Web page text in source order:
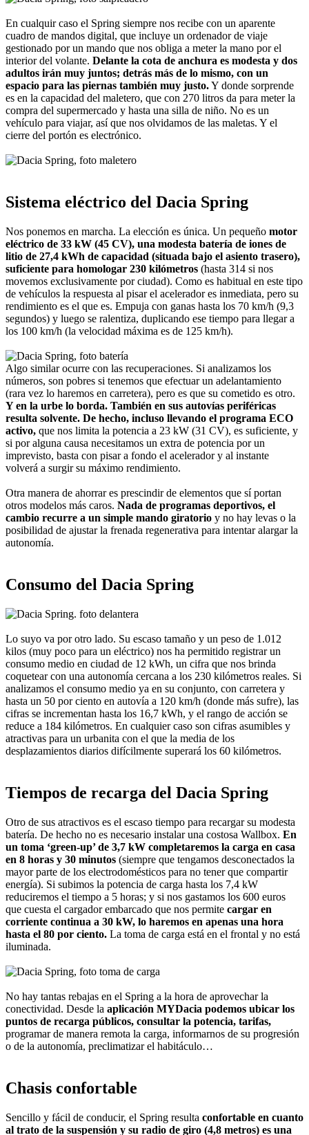
En cualquir caso el Spring siempre nos recibe con un aparente
cuadro de mandos digital, que incluye un ordenador de viaje
gestionado por un mando que nos obliga a meter la mano por el
interior del volante. Delante la cota de anchura es modesta y dos
adultos irán muy juntos; detrás más de lo mismo, con un
espacio para las piernas también muy justo.Y donde sorprende
es en la capacidad del maletero, que con 270 litros da para meter la
compra del supermercado y hasta una silla de niño. No es un
vehículo para viajar, así que nos olvidamos de las maletas. Y el
cierre del portón es electrónico.
Sistema eléctrico del Dacia Spring
Nos ponemos en marcha. La elección es única. Un pequeño motor
eléctrico de 33 kW (45 CV), una modesta batería de iones de
litio de 27,4 kWh de capacidad (situada bajo el asiento trasero),
suficiente para homologar 230 kilómetros (hasta 314 si nos
movemos exclusivamente por ciudad). Como es habitual en este tipo
de vehículos la respuesta al pisar el acelerador es inmediata, pero su
rendimiento es el que es. Empuja con ganas hasta los 70 km/h (9,3
segundos) y luego se ralentiza, duplicando ese tiempo para llegar a
los 100 km/h (la velocidad máxima es de 125 km/h).
Algo similar ocurre con las recuperaciones. Si analizamos los
números, son pobres si tenemos que efectuar un adelantamiento
(rara vez lo haremos en carretera), pero es que su cometido es otro.
Y en la urbe lo borda. También en sus autovías periféricas
resulta solvente. De hecho, incluso llevando el programa ECO
activo, que nos limita la potencia a 23 kW (31 CV), es suficiente, y
si por alguna causa necesitamos un extra de potencia por un
imprevisto, basta con pisar a fondo el acelerador y al instante
volverá a surgir su máximo rendimiento.
Otra manera de ahorrar es prescindir de elementos que sí portan
otros modelos más caros. Nada de programas deportivos, el
cambio recurre a un simple mando giratorio y no hay levas o la
posibilidad de ajustar la frenada regenerativa para intentar alargar la
autonomía.
Consumo del Dacia Spring
Lo suyo va por otro lado. Su escaso tamaño y un peso de 1.012
kilos (muy poco para un eléctrico) nos ha permitido registrar un
consumo medio en ciudad de 12 kWh, un cifra que nos brinda
coquetear con una autonomía cercana a los 230 kilómetros reales. Si
analizamos el consumo medio ya en su conjunto, con carretera y
hasta un 50 por ciento en autovía a 120 km/h (donde más sufre), las
cifras se incrementan hasta los 16,7 kWh, y el rango de acción se
reduce a 184 kilómetros. En cualquier caso son cifras asumibles y
atractivas para un urbanita con el que la media de los
desplazamientos diarios difícilmente superará los 60 kilómetros.
Tiempos de recarga del Dacia Spring
Otro de sus atractivos es el escaso tiempo para recargar su modesta
batería. De hecho no es necesario instalar una costosa Wallbox. En
un toma ‘green-up’ de 3,7 kW completaremos la carga en casa
en 8 horas y 30 minutos (siempre que tengamos desconectados la
mayor parte de los electrodomésticos para no tener que compartir
energía). Si subimos la potencia de carga hasta los 7,4 kW
reduciremos el tiempo a 5 horas; y si nos gastamos los 600 euros
que cuesta el cargador embarcado que nos permite cargar en
corriente continua a 30 kW, lo haremos en apenas una hora
hasta el 80 por ciento. La toma de carga está en el frontal y no está
iluminada.
No hay tantas rebajas en el Spring a la hora de aprovechar la
conectividad. Desde la aplicación MYDacia podemos ubicar los
puntos de recarga públicos, consultar la potencia, tarifas,
programar de manera remota la carga, informarnos de su progresión
o de la autonomía, preclimatizar el habitáculo…
Chasis confortable
Sencillo y fácil de conducir, el Spring resulta confortable en cuanto
al trato de la suspensión y su radio de giro (4,8 metros) es una